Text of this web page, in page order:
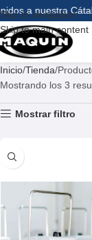
Skip to navigation
Skip to main content
a nuestra
Inicio Tienda
Mostrando los 3
Mostrar filtro